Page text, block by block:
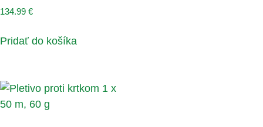
134.99 €
Pridať do košíka